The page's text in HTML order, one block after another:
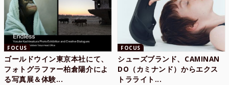
FOCUS
ゴールドウイン東京本社にて、
フォトグラファー柏倉陽介によ
る写真展＆体験...
FOCUS
シューズブランド、CAMINAN
DO（カミナンド）からエクス
トラライト...